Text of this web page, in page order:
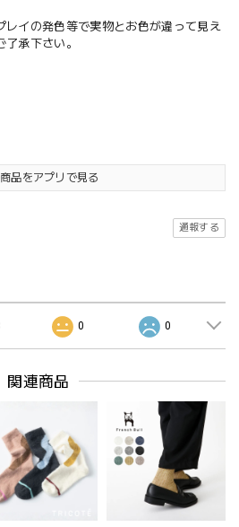
イの発色等で実物とお色が違って見え
承下さい。
品をアプリで見る
通報する
0 0
関連商品